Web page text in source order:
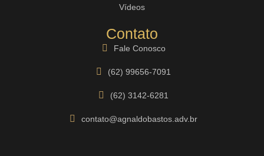
Vídeos
Contato
Fale Conosco
(62) 99656-7091
(62) 3142-6281
contato@agnaldobastos.adv.br